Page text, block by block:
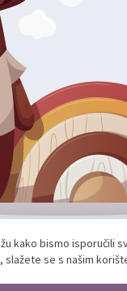
2026 mae.hr. Sva
shop izradio:
kako bismo isporučili
slažete se s našim